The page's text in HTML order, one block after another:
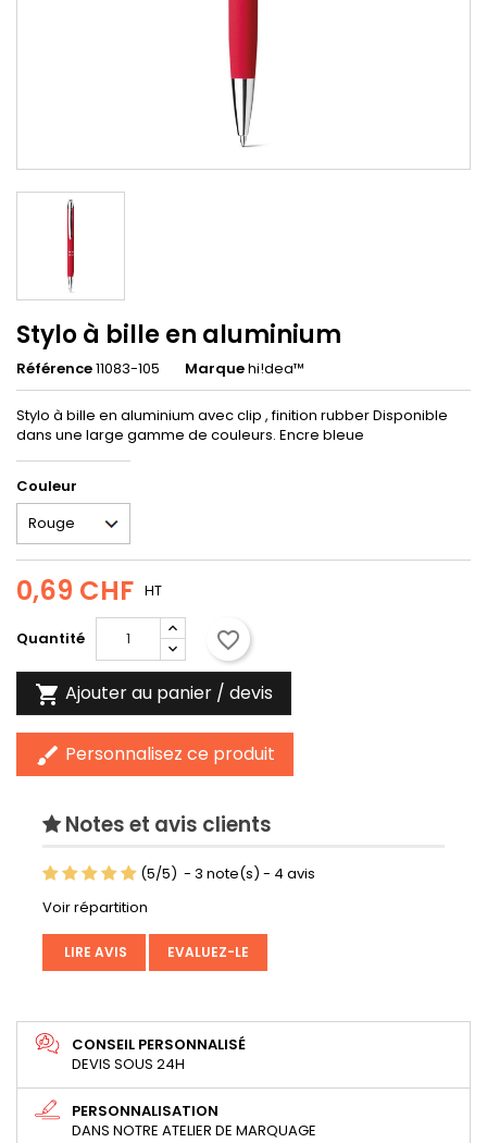
Stylo à bille en aluminium
Référence11083-105 Marquehi!dea™
Stylo à bille en aluminium avec clip , finition rubber Disponible
dans une large gamme de couleurs. Encre bleue
Couleur
0,69 CHF HT
Quantité favorite_border
 Ajouter au panier / devis
brush Personnalisez ce produit
Notes et avis clients
(5/5) - 3 note(s) - 4 avis
Voir répartition
LIRE AVIS EVALUEZ-LE
CONSEIL PERSONNALISÉ
DEVIS SOUS 24H
PERSONNALISATION
DANS NOTRE ATELIER DE MARQUAGE